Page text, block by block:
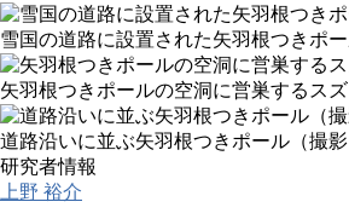
雪国の道路に設置された矢羽根つきポー
矢羽根つきポールの空洞に営巣するスズ
道路沿いに並ぶ矢羽根つきポール（撮影
研究者情報
上野 裕介